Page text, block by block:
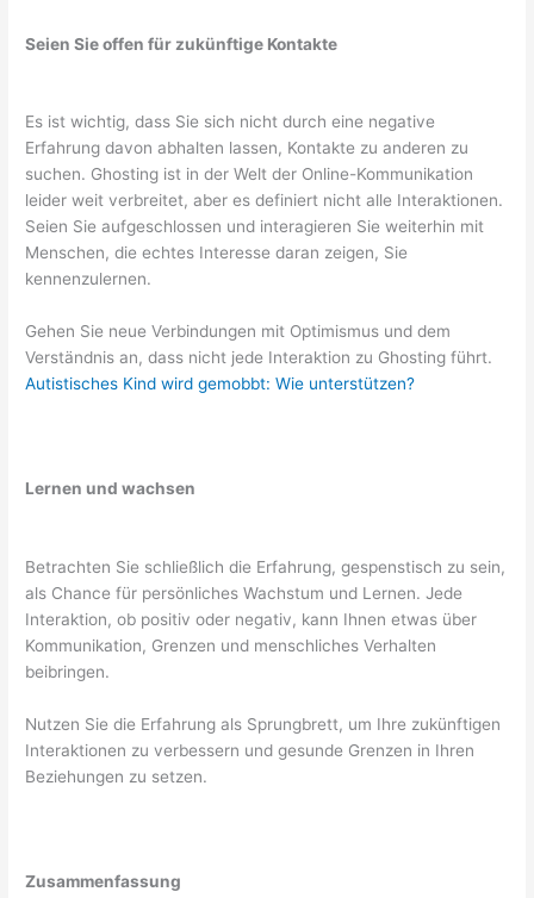
Seien Sie offen für zukünftige Kontakte
Es ist wichtig, dass Sie sich nicht durch eine negative
Erfahrung davon abhalten lassen, Kontakte zu anderen zu
suchen. Ghosting ist in der Welt der Online-Kommunikation
leider weit verbreitet, aber es definiert nicht alle Interaktionen.
Seien Sie aufgeschlossen und interagieren Sie weiterhin mit
Menschen, die echtes Interesse daran zeigen, Sie
kennenzulernen.
Gehen Sie neue Verbindungen mit Optimismus und dem
Verständnis an, dass nicht jede Interaktion zu Ghosting führt.
Autistisches Kind wird gemobbt: Wie unterstützen?
Lernen und wachsen
Betrachten Sie schließlich die Erfahrung, gespenstisch zu sein,
als Chance für persönliches Wachstum und Lernen. Jede
Interaktion, ob positiv oder negativ, kann Ihnen etwas über
Kommunikation, Grenzen und menschliches Verhalten
beibringen.
Nutzen Sie die Erfahrung als Sprungbrett, um Ihre zukünftigen
Interaktionen zu verbessern und gesunde Grenzen in Ihren
Beziehungen zu setzen.
Zusammenfassung